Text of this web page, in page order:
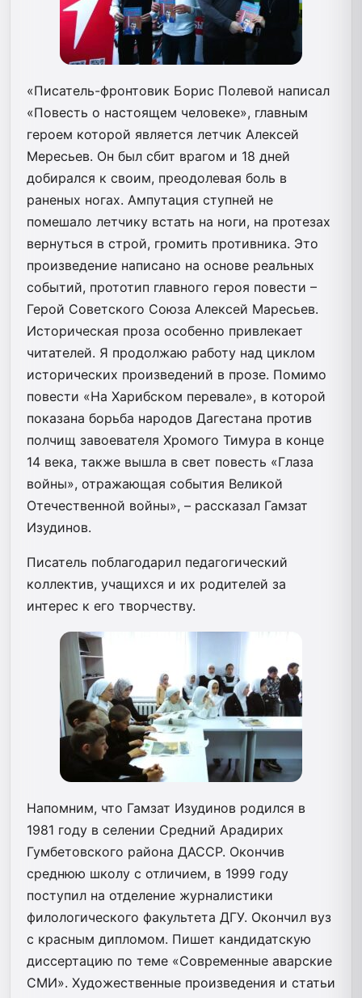
«Писатель-фронтовик Борис Полевой написал
«Повесть о настоящем человеке», главным
героем которой является летчик Алексей
Мересьев. Он был сбит врагом и 18 дней
добирался к своим, преодолевая боль в
раненых ногах. Ампутация ступней не
помешало летчику встать на ноги, на протезах
вернуться в строй, громить противника. Это
произведение написано на основе реальных
событий, прототип главного героя повести –
Герой Советского Союза Алексей Маресьев.
Историческая проза особенно привлекает
читателей. Я продолжаю работу над циклом
исторических произведений в прозе. Помимо
повести «На Харибском перевале», в которой
показана борьба народов Дагестана против
полчищ завоевателя Хромого Тимура в конце
14 века, также вышла в свет повесть «Глаза
войны», отражающая события Великой
Отечественной войны», – рассказал Гамзат
Изудинов.
Писатель поблагодарил педагогический
коллектив, учащихся и их родителей за
интерес к его творчеству.
Напомним, что Гамзат Изудинов родился в
1981 году в селении Средний Арадирих
Гумбетовского района ДАССР. Окончив
среднюю школу с отличием, в 1999 году
поступил на отделение журналистики
филологического факультета ДГУ. Окончил вуз
с красным дипломом. Пишет кандидатскую
диссертацию по теме «Современные аварские
СМИ». Художественные произведения и статьи